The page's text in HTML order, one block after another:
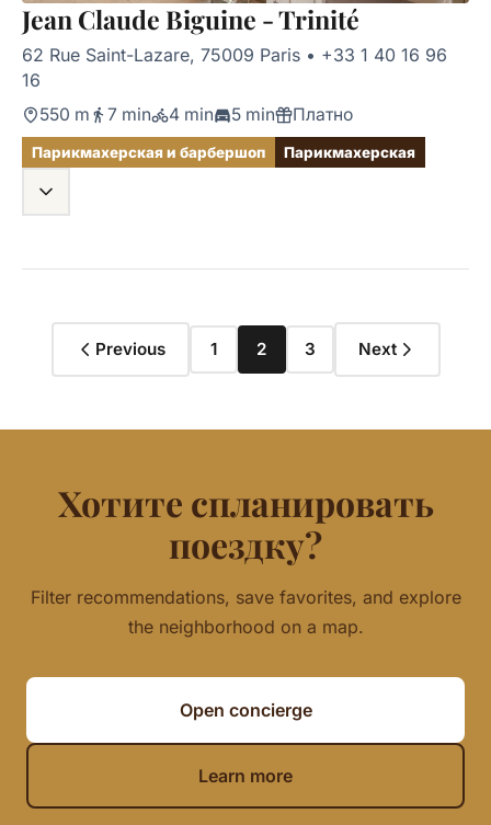
Jean Claude Biguine - Trinité
62 Rue Saint-Lazare, 75009 Paris • +33 1 40 16 96
16
550 m 7 min 4 min 5 min Платно
Парикмахерская и барбершоп Парикмахерская
Previous 1 2 3 Next
Хотите спланировать
поездку?
Filter recommendations, save favorites, and explore
the neighborhood on a map.
Open concierge
Learn more